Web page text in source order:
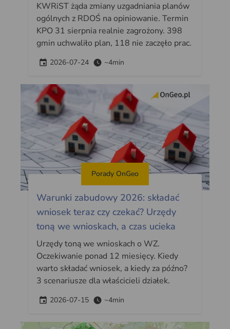
KWRiST żąda zmiany uzgadniania planów
ogólnych z RDOŚ na opiniowanie. Termin
KPO 31 sierpnia realnie zagrożony. 398
gmin uchwaliło plan, 118 nie zaczęło prac.
2026-07-24 ~4min
Porady OnGeo
Warunki zabudowy 2026: składać
wniosek teraz czy czekać? Urzędy
toną we wnioskach, a czas ucieka
Urzędy toną we wnioskach o WZ.
Oczekiwanie ponad 12 miesięcy. Kiedy
warto składać wniosek, a kiedy za późno?
3 scenariusze dla właścicieli działek.
2026-07-15 ~4min